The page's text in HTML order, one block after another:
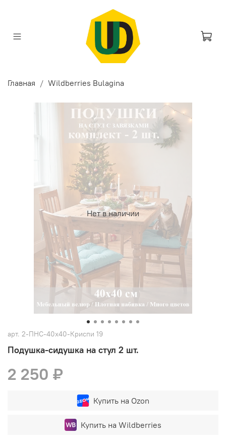
Главная Wildberries Bulagina
Нет в наличии
арт. 2-ПНС-40х40-Криспи 19
Подушка-сидушка на стул 2 шт.
2 250 ₽
Купить на Ozon
Купить на Wildberries